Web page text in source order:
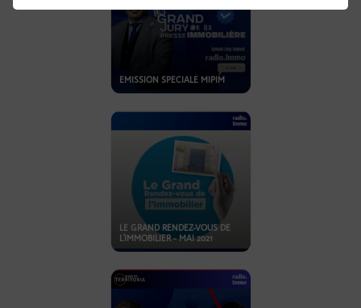
EMISSION SPECIALE MIPIM
LE GRAND RENDEZ-VOUS DE
L'IMMOBILIER - MAI 2021